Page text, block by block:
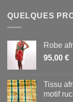
QUELQUES
Robe
95,00 €
Tissu
motif